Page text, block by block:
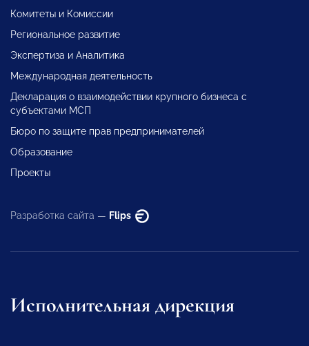
Комитеты и Комиссии
Региональное развитие
Экспертиза и Аналитика
Международная деятельность
Декларация о взаимодействии крупного бизнеса с
субъектами МСП
Бюро по защите прав предпринимателей
Образование
Проекты
Разработка сайта — Flips
Исполнительная дирекция